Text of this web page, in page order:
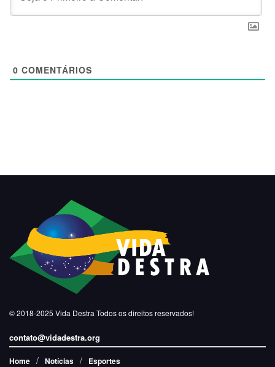
0 COMENTÁRIOS
© 2018-2025 Vida Destra Todos os direitos reservados!
contato@vidadestra.org
Home Notícias Esportes